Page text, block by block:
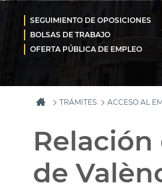
SEGUIMIENTO DE OPOSICIONES
BOLSAS DE TRABAJO
OFERTA PÚBLICA DE EMPLEO
TRÁMITES ACCESO AL
de